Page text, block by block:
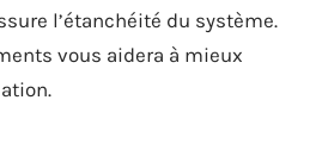
l’étanchéité du système.
vous aidera à mieux